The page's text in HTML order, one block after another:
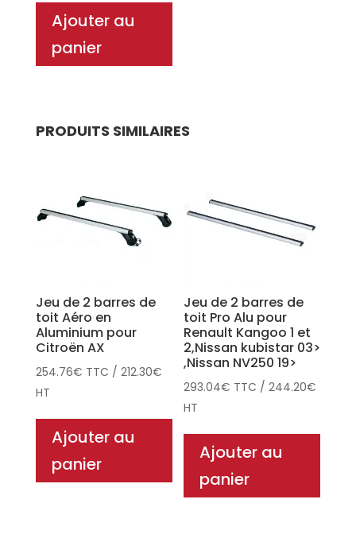
Ajouter au
panier
PRODUITS SIMILAIRES
Jeu de 2 barres de
toit Aéro en
Aluminium pour
Citroën AX
254.76€ TTC / 212.30€
HT
Ajouter au
panier
Jeu de 2 barres de
toit Pro Alu pour
Renault Kangoo 1 et
2,Nissan kubistar 03>
,Nissan NV250 19>
293.04€ TTC /244.20€
HT
Ajouter au
panier